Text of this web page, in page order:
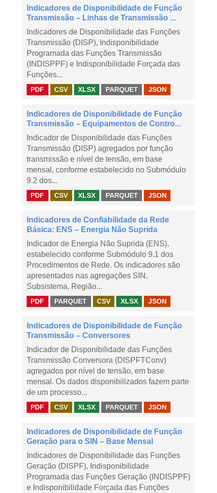
Indicadores de Disponibilidade de Função
Transmissão – Linhas de Transmissão ...
Indicadores de Disponibilidade das Funções
Transmissão (DISP), Indisponibilidade
Programada das Funções Transmissão
(INDISPPF) e Indisponibilidade Forçada das
Funções...
PDF CSV XLSX PARQUET JSON
Indicadores de Disponibilidade de Função
Transmissão – Equipamentos de Contro...
Indicador de Disponibilidade das Funções
Transmissão (DISP) agregados por função
transmissão e nível de tensão, em base
mensal, conforme estabelecido no Submódulo
9.2 dos...
PDF CSV XLSX PARQUET JSON
Indicadores de Confiabilidade da Rede
Básica: ENS – Energia Não Suprida
Indicador de Energia Não Suprida (ENS),
estabelecido conforme Submódulo 9.1 dos
Procedimentos de Rede. Os indicadores são
apresentados nas agregações SIN,
Subsistema, Região...
PDF PARQUET CSV XLSX JSON
Indicadores de Disponibilidade de Função
Transmissão – Conversores
Indicador de Disponibilidade das Funções
Transmissão Conversora (DISPFTConv)
agregados por nível de tensão, em base
mensal. Os dados disponibilizados fazem parte
de um processo...
PDF CSV XLSX PARQUET JSON
Indicadores de Disponibilidade de Função
Geração para o SIN – Base Mensal
Indicadores de Disponibilidade das Funções
Geração (DISPF), Indisponibilidade
Programada das Funções Geração (INDISPPF)
e Indisponibilidade Forçada das Funções